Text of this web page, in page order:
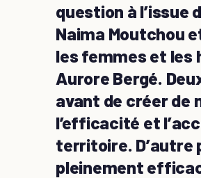
question à l’issue
Naima Moutchou
les femmes et les
Aurore Bergé.
avant de créer de
l’efficacité et
territoire. D’autre
pleinement